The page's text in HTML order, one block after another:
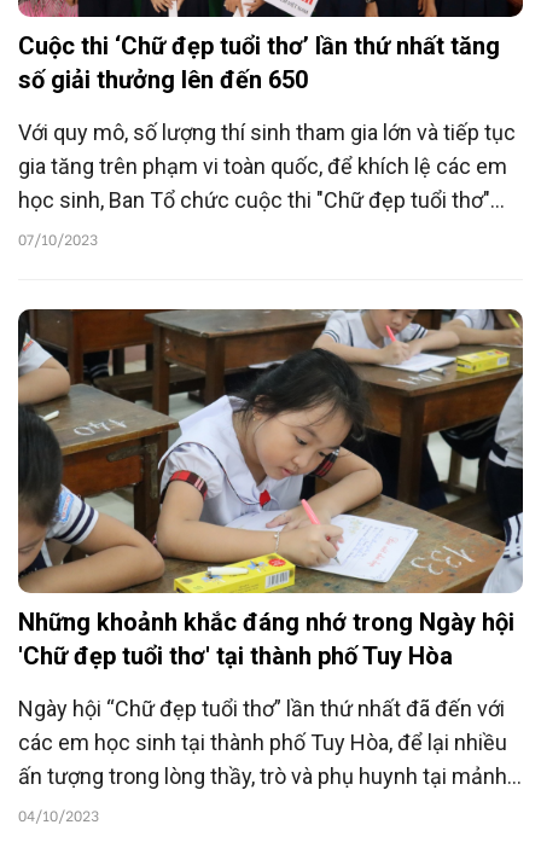
Cuộc thi ‘Chữ đẹp tuổi thơ’ lần thứ nhất tăng
số giải thưởng lên đến 650
Với quy mô, số lượng thí sinh tham gia lớn và tiếp tục
gia tăng trên phạm vi toàn quốc, để khích lệ các em
học sinh, Ban Tổ chức cuộc thi "Chữ đẹp tuổi thơ"
lần thứ nhất quyết định nâng tổng số giải thưởng lên
07/10/2023
Những khoảnh khắc đáng nhớ trong Ngày hội
'Chữ đẹp tuổi thơ' tại thành phố Tuy Hòa
Ngày hội “Chữ đẹp tuổi thơ” lần thứ nhất đã đến với
các em học sinh tại thành phố Tuy Hòa, để lại nhiều
ấn tượng trong lòng thầy, trò và phụ huynh tại mảnh
đất giàu truyền thống hiếu học, phát triển mạnh
04/10/2023